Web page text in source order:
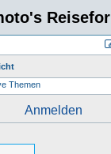
Themen
Anmelden